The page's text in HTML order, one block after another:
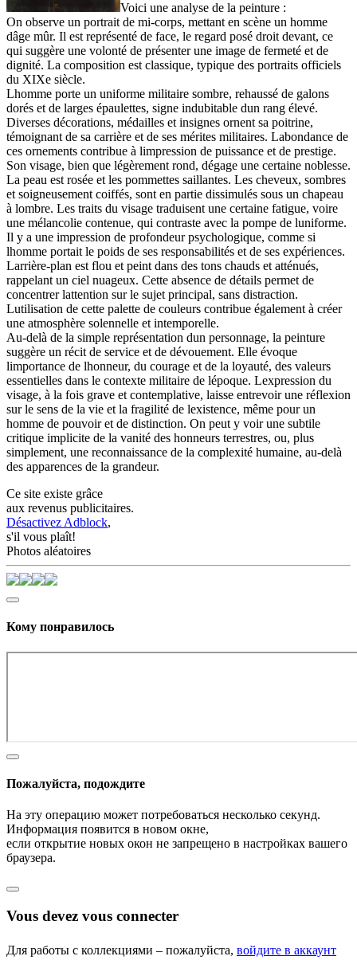
Voici une analyse de la peinture :
On observe un portrait de mi-corps, mettant en scène un homme
dâge mûr. Il est représenté de face, le regard posé droit devant, ce
qui suggère une volonté de présenter une image de fermeté et de
dignité. La composition est classique, typique des portraits officiels
du XIXe siècle.
Lhomme porte un uniforme militaire sombre, rehaussé de galons
dorés et de larges épaulettes, signe indubitable dun rang élevé.
Diverses décorations, médailles et insignes ornent sa poitrine,
témoignant de sa carrière et de ses mérites militaires. Labondance de
ces ornements contribue à limpression de puissance et de prestige.
Son visage, bien que légèrement rond, dégage une certaine noblesse.
La peau est rosée et les pommettes saillantes. Les cheveux, sombres
et soigneusement coiffés, sont en partie dissimulés sous un chapeau
à lombre. Les traits du visage traduisent une certaine fatigue, voire
une mélancolie contenue, qui contraste avec la pompe de luniforme.
Il y a une impression de profondeur psychologique, comme si
lhomme portait le poids de ses responsabilités et de ses expériences.
Larrière-plan est flou et peint dans des tons chauds et atténués,
rappelant un ciel nuageux. Cette absence de détails permet de
concentrer lattention sur le sujet principal, sans distraction.
Lutilisation de cette palette de couleurs contribue également à créer
une atmosphère solennelle et intemporelle.
Au-delà de la simple représentation dun personnage, la peinture
suggère un récit de service et de dévouement. Elle évoque
limportance de lhonneur, du courage et de la loyauté, des valeurs
essentielles dans le contexte militaire de lépoque. Lexpression du
visage, à la fois grave et contemplative, laisse entrevoir une réflexion
sur le sens de la vie et la fragilité de lexistence, même pour un
homme de pouvoir et de distinction. On peut y voir une subtile
critique implicite de la vanité des honneurs terrestres, ou, plus
simplement, une reconnaissance de la complexité humaine, au-delà
des apparences de la grandeur.
Ce site existe grâce
aux revenus publicitaires.
Désactivez Adblock,
s'il vous plaît!
Photos aléatoires
Кому понравилось
Пожалуйста, подождите
На эту операцию может потребоваться несколько секунд.
Информация появится в новом окне,
если открытие новых окон не запрещено в настройках вашего
браузера.
Vous devez vous connecter
Для работы с коллекциями – пожалуйста, войдите в аккаунт